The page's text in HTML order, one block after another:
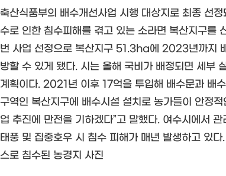
축산식품부의 배수개선사업 시행 대상지로 최종 선
수로 인한 침수피해를 겪고 있는 소라면 복산지구를
번 사업 선정으로 복산지구 51.3ha에 2023년까지
방할 수 있게 됐다. 시는 올해 국비가 배정되면 세부
계획이다. 2021년 이후 17억을 투입해 배수문과 배
구역인 복산지구에 배수시설 설치로 농가들이 안정
업 추진에 만전을 기하겠다”고 말했다. 여수시에서
태풍 및 집중호우 시 침수 피해가 매년 발생하고 있
스로 침수된 농경지 사진